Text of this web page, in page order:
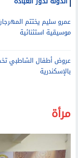
موسيقية استثنائية
بالإسكندرية
مرأة